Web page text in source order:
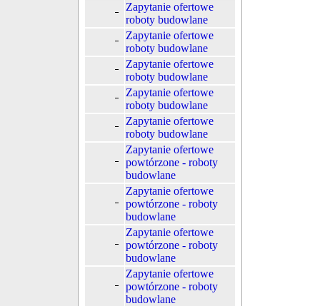
Zapytanie ofertowe
roboty budowlane
Zapytanie ofertowe
roboty budowlane
Zapytanie ofertowe
roboty budowlane
Zapytanie ofertowe
roboty budowlane
Zapytanie ofertowe
roboty budowlane
Zapytanie ofertowe
powtórzone - roboty
budowlane
Zapytanie ofertowe
powtórzone - roboty
budowlane
Zapytanie ofertowe
powtórzone - roboty
budowlane
Zapytanie ofertowe
powtórzone - roboty
budowlane